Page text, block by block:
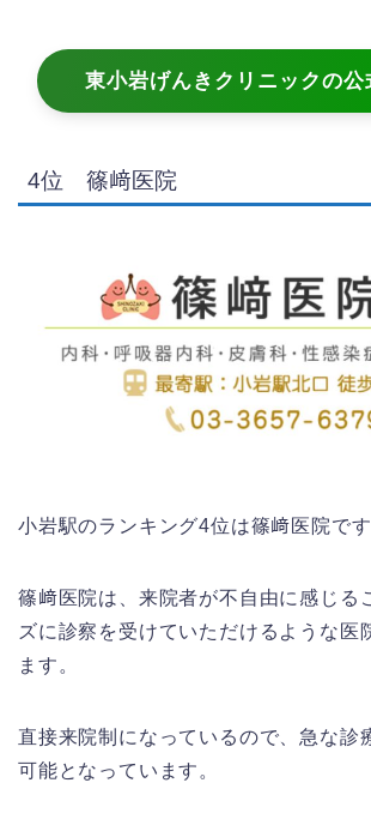
東小岩げんきクリニックの公
4位 篠﨑医院
小岩駅のランキング4位は篠﨑医院です
篠﨑医院は、来院者が不自由に感じる
ズに診察を受けていただけるような医
ます。
直接来院制になっているので、急な診
可能となっています。